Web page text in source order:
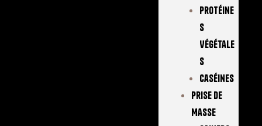
Protéine
S
Végétale
S
Caséines
Prise De
Masse